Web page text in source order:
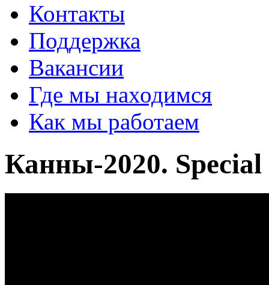
Контакты
Поддержка
Вакансии
Где мы находимся
Как мы работаем
Канны-2020.